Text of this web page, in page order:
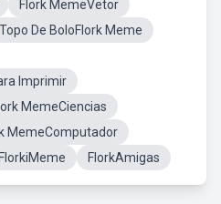
Flork MemeVetor
Topo De BoloFlork Meme
Imprimir
MemeCiencias
MemeComputador
FlorkiMeme FlorkAmigas